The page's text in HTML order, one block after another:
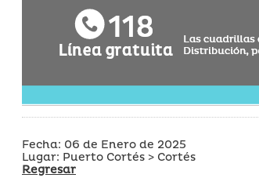
Fecha: 06 de Enero de 2025
Lugar: Puerto Cortés > Cortés
Regresar